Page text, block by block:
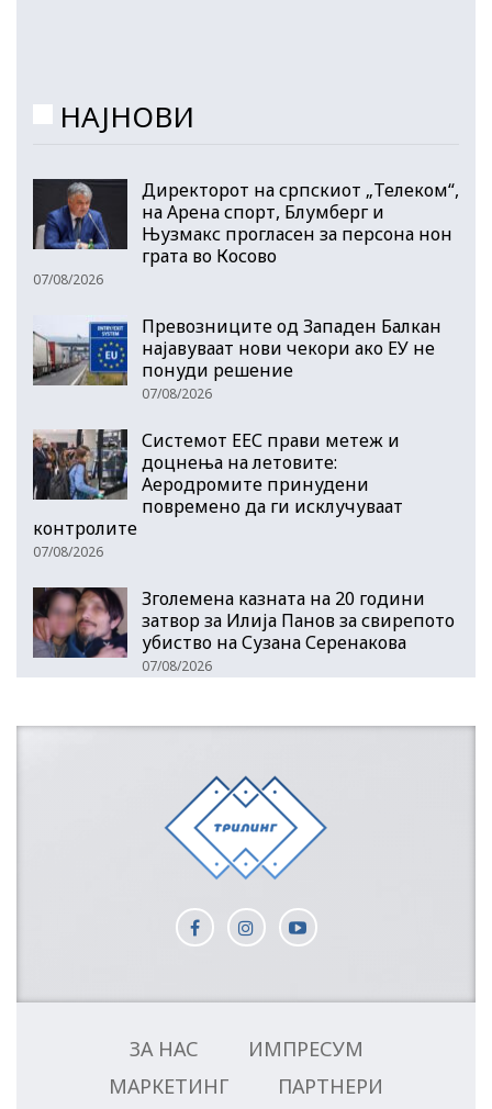
НАЈНОВИ
Директорот на српскиот „Телеком“,
на Арена спорт, Блумберг и
Њузмакс прогласен за персона нон
грата во Косово
07/08/2026
Превозниците од Западен Балкан
најавуваат нови чекори ако ЕУ не
понуди решение
07/08/2026
Системот ЕЕС прави метеж и
доцнења на летовите:
Аеродромите принудени
повремено да ги исклучуваат
контролите
07/08/2026
Зголемена казната на 20 години
затвор за Илија Панов за свирепото
убиство на Сузана Серенакова
07/08/2026
ЗА НАС
ИМПРЕСУМ
МАРКЕТИНГ
ПАРТНЕРИ